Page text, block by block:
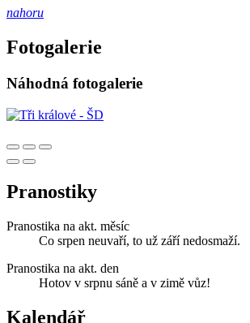
nahoru
Fotogalerie
Náhodná fotogalerie
Pranostiky
Pranostika na akt. měsíc
Co srpen neuvaří, to už září nedosmaží.
Pranostika na akt. den
Hotov v srpnu sáně a v zimě vůz!
Kalendář